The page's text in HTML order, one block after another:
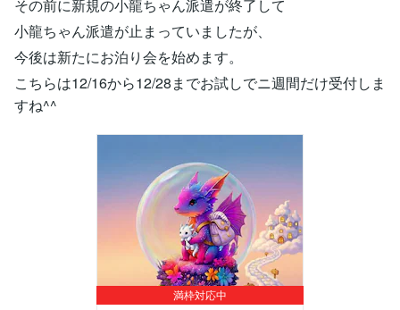
その前に新規の小龍ちゃん派遣が終了して
小龍ちゃん派遣が止まっていましたが、
今後は新たにお泊り会を始めます。
こちらは12/16から12/28までお試しでニ週間だけ受付しま
すね^^
満枠対応中